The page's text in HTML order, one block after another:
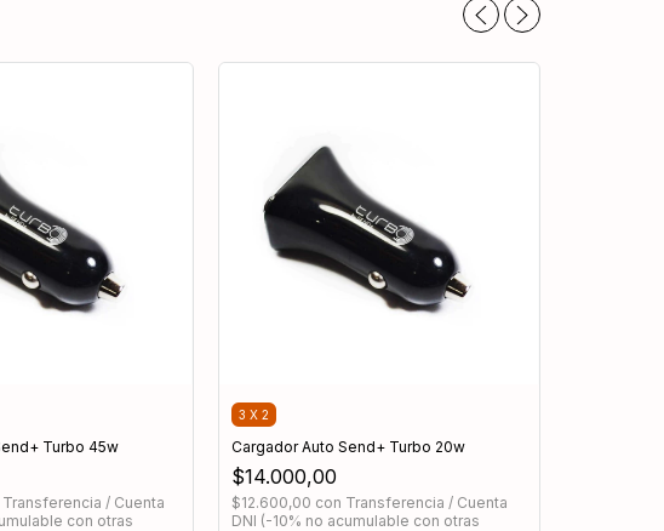
Turbo 45w
Transferencia / Cuenta
con otras
3 X 2
Cargador Auto Send+ Turbo 20w
$14.000,00
$12.600,00 con Transferencia / Cuenta
DNI (-10% no acumulable con otras